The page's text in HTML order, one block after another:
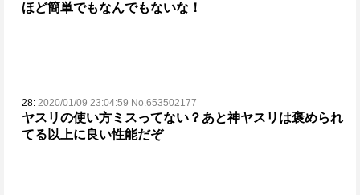
ほど簡単でもなんでもないな！
28: 2020/01/09 23:04:59 No.653502177
ヤスリの使い方ミスってない？あと神ヤスリは褒められ
てる以上に良い性能だぞ